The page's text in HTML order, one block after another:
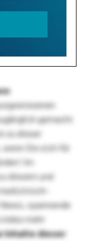
gemacht
zu dieser
wenn Sie sich für
Im
diesem und
spannende
mehr
Inhalte dieser